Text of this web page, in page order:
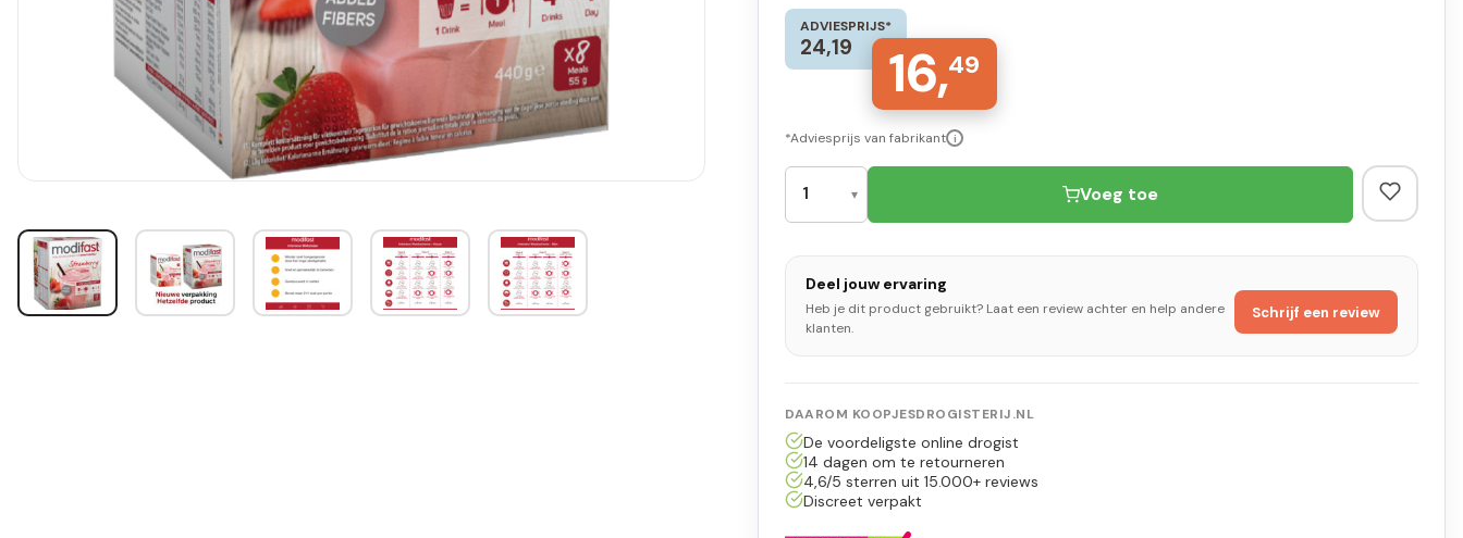
ADVIESPRIJS*
24,19 16,49
*Adviesprijs van fabrikant i
Voeg toe
Deel jouw ervaring
Heb je dit product gebruikt? Laat een review achter en help andere
klanten.
Schrijf een review
DAAROM KOOPJESDROGISTERIJ.NL
De voordeligste online drogist
14 dagen om te retourneren
4,6/5 sterren uit 15.000+ reviews
Discreet verpakt